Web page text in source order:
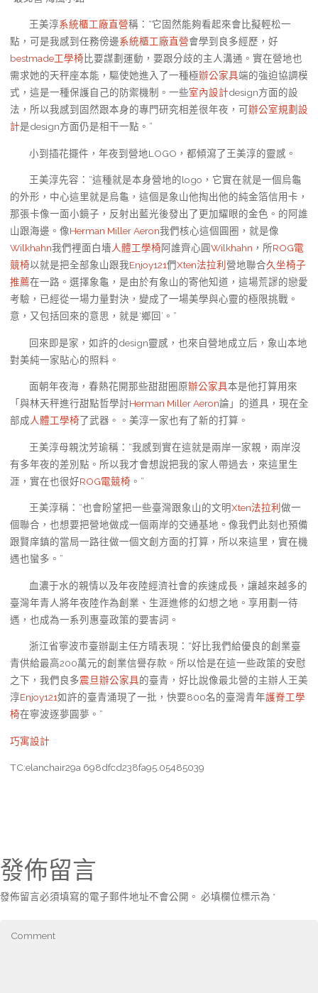
王美淳系統櫃工廠直營稱：“它固然能夠看起來會比擬輕松一
點，可是我感到任務傍邊系統櫃工廠直營會學到良多經歷，好
bestmade工學椅 比要謀劃運動，要跟分歧的主人溝通。實在營地也
需求她的天秤座本能，驅使她進入了一種極辦公家具端的強迫協調模
式，這是一種保護自己的防禦機制。一些室內設計design方面的設
法，所以我感到固然跟本身的專門研究相差很年夜，可辦公室規劃設
計是design方面仍是相干一點。”
小到插花擺件，年夜到營地LOGO，都傾瀉了王美淳的靈感。
王美淳先容：“這種就是本身營地的logo，它實在就是一個烏龜
的外形，中心這里就是烏龜，這個是象山他掏出他的純金箔信用卡，
那張卡像一面小鏡子，反射出藍光後發出了更加耀眼的金色。的阿誰
山跟海邊。像Herman Miller Aeron我們核心這個圓圈，就是像
Wilkhahn我們裡面白墻人體工學椅阿誰齊心圓Wilkhahn ，所ROG電
競椅以就是把全部象山跟我Enjoy121們Xten法拉利 營地聯合久坐椅子
推薦在一路。選擇象龜，是由於有象山的寄他知道，這場荒謬的戀愛
考驗，已經從一場力量對決，變成了一場美學與心靈的極限挑戰。
意，又包括回來的意思，就是‘鄉回’。”
回來即是家，如許的design靈感，也來自營地成立后，象山本地
對美純一家貼心的照料。
面朝年夜海，春熱花開那些甜甜圈原辦公家具本是他打算用來
「與林天秤進行甜點哲學討Herman Miller Aeron論」的道具，現在全
部成人體工學椅了武器。。美淳一家也有了新的打算。
王美淳母親沈芳瑜稱：“我感到實在這就是兩岸一家親，兩岸沒
有多年夜的差別點。所以我才會想說把我的家人帶過去，來這里生
涯，實在也很好ROG電競椅 。”
王美淳稱：“也會盼望把一些臺灣跟象山的文明Xten法拉利 做一
個聯合，也想要把營地做成一個兩岸的交通基地。像我們此刻也預備
跟賢庠鎮的當局一路往做一個文創方面的打算，所以來這里，實在機
遇也蠻多。”
血濃于水的親情以及年夜陸經濟社會的疾速成長，讓越來越多的
臺灣年青人將年夜陸作為創業、生涯進修的幻想之地。享用劃一待
遇，也成為一系列惠臺政策的要害詞。
浙江省寧波市臺辦副主任方晴表現：“好比我們給優良的創業臺
青供給最高200萬元的創業信譽存款。所以恰是在這一些政策的安慰
之下，我們良多震旦辦公家具的臺青，好比說像最北營的主辦人王美
淳Enjoy121如許的臺青涌現了一批，快要800名的臺灣青年護脊工學
椅在寧波逐夢圓夢。”
巧寓設計
TC:elanchair29a 698dfcd238fa95.05485039
發佈留言
發佈留言必須填寫的電子郵件地址不會公開。 必填欄位標示為 *